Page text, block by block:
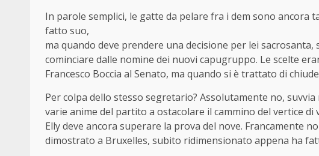
In parole semplici, le gatte da pelare fra i dem sono ancora
fatto suo,
ma quando deve prendere una decisione per lei
cominciare dalle nomine dei nuovi capugruppo. Le scelte
Francesco Boccia al Senato, ma quando si è trattato di
Per colpa dello stesso segretario? Assolutamente no,
varie anime del partito a ostacolare il cammino del vertice
Elly deve ancora superare la prova del nove. Francamente
dimostrato a Bruxelles, subito ridimensionato appena ha